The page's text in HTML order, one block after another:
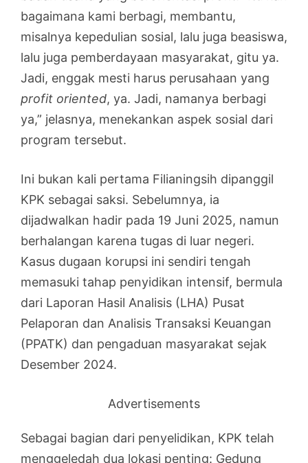
bagaimana kami berbagi, membantu,
misalnya kepedulian sosial, lalu juga beasiswa,
lalu juga pemberdayaan masyarakat, gitu ya.
Jadi, enggak mesti harus perusahaan yang
profit oriented, ya. Jadi, namanya berbagi
ya,” jelasnya, menekankan aspek sosial dari
program tersebut.
Ini bukan kali pertama Filianingsih dipanggil
KPK sebagai saksi. Sebelumnya, ia
dijadwalkan hadir pada 19 Juni 2025, namun
berhalangan karena tugas di luar negeri.
Kasus dugaan korupsi ini sendiri tengah
memasuki tahap penyidikan intensif, bermula
dari Laporan Hasil Analisis (LHA) Pusat
Pelaporan dan Analisis Transaksi Keuangan
(PPATK) dan pengaduan masyarakat sejak
Desember 2024.
Advertisements
Sebagai bagian dari penyelidikan, KPK telah
menggeledah dua lokasi penting: Gedung